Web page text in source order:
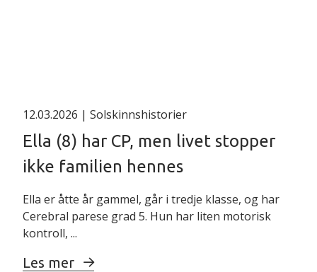
12.03.2026 | Solskinnshistorier
Ella (8) har CP, men livet stopper
ikke familien hennes
Ella er åtte år gammel, går i tredje klasse, og har
Cerebral parese grad 5. Hun har liten motorisk
kontroll, ...
Les mer